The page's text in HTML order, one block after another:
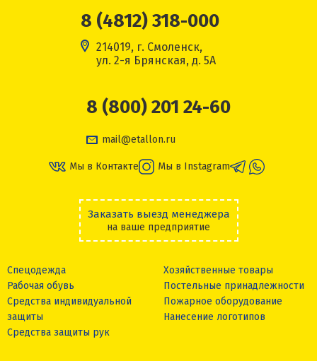
8 (4812) 318-000
214019, г. Смоленск,
ул. 2-я Брянская, д. 5А
8 (800) 201 24-60
mail@etallon.ru
Мы в Контакте Мы в Instagram
Заказать выезд менеджера
на ваше предприятие
Спецодежда
Рабочая обувь
Средства индивидуальной
защиты
Средства защиты рук
Хозяйственные товары
Постельные принадлежности
Пожарное оборудование
Нанесение логотипов